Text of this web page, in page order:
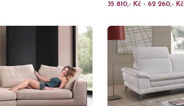
35 810,- Kč - 62 260,- Kč